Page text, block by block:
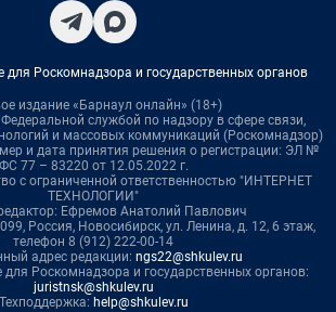
для Роскомнадзора и государственных органов
издание «Барнаул онлайн» (18+)
службой по надзору в сфере связи,
и массовых коммуникаций (Роскомнадзор)
и дата принятия решения о регистрации: ЭЛ №
ФС 77 – 83220 от 12.05.2022 г.
с ограниченной ответственностью "ИНТЕРНЕТ
ТЕХНОЛОГИИ"
Ефремов Анатолий Павлович
Россия, Новосибирск, ул. Ленина, д. 12, 6 этаж,
телефон 8 (912) 222-00-14
адрес редакции: ngs22@shkulev.ru
Роскомнадзора и государственных органов:
juristnsk@shkulev.ru
Техподдержка: help@shkulev.ru